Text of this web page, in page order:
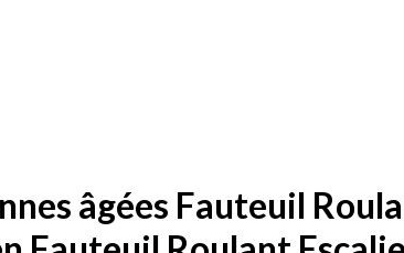
âgées Fauteuil